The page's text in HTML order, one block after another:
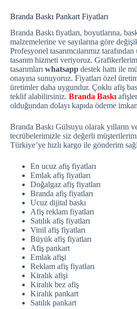
Branda Baskı Pankart Fiyatları
Branda Baskı fiyatları, boyutlarına,
malzemelerine ve sayılarına göre
Profesyonel tasarımcılarımız
tasarım hizmeti veriyoruz.
tasarımları whatsapp destek hattı ile
onayına sunuyoruz. Fiyatları özel
üretimler daha uygundur. Çoklu afiş
teklif alabilirsiniz. Branda Baskı
olduğundan dolayı kapıda ödeme
Branda Baskı Gülsuyu olarak yılların
tecrübelerimizle siz değerli
Türkiye’ye hızlı kargo ile gönderim
En ucuz afiş fiyatları
Emlak afiş fiyatları
Doğalgaz afiş fiyatları
Branda afiş fiyatları
Ucuz dijital baskı
Afiş reklam fiyatları
Satılık afiş fiyatları
Vinil afiş fiyatları
Büyük afiş fiyatları
Afiş pankart
Emlak afişi
Reklam afiş fiyatları
Kiralık afişi
Kiralık bez afiş
Kiralık pankart
Satılık pankart